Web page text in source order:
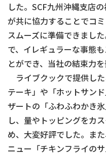
した。SCF九州沖縄支店
が共に協力することでコ
スムーズに準備できまし
で、イレギュラーな事態
とができ、当社の結束力を
ライブクックで提供し
テーキ」や「ホットサン
ザートの「ふわふわかき
し、量やトッピングをカ
め、大変好評でした。ま
ニュー「チキンフライの